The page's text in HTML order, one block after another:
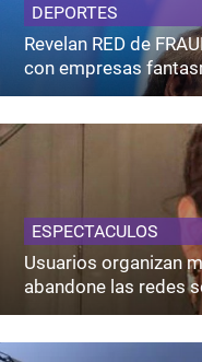
DEPORTES
Revelan RED de
con empresas
ESPECTACULOS
Usuarios organizan
abandone las redes